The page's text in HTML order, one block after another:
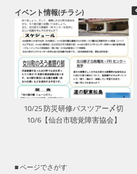
イベント情報(チラシ)
10/25 防災研修バスツアー〆切
10/6【仙台市聴覚障害協会】
■ ページでさがす